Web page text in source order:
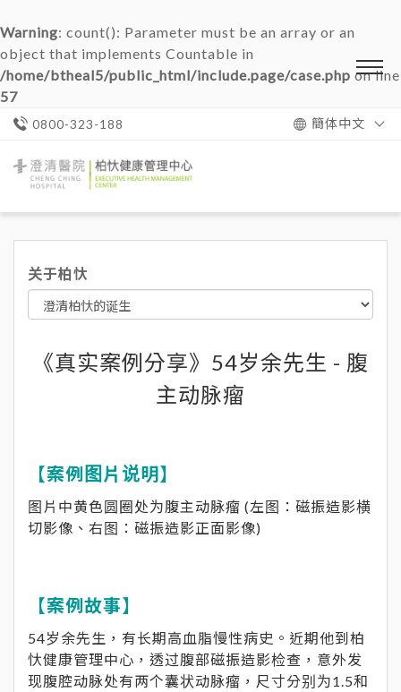
Warning: count(): Parameter must be an array or an
object that implements Countable in
/home/btheal5/public_html/include.page/case.php on line
57
0800-323-188 簡体中文
清
院
关于柏忕
《真实案例分享》54岁余先生 - 腹
主动脉瘤
【案例图片说明】
图片中黄色圆圈处为腹主动脉瘤 (左图：磁振造影横
切影像、右图：磁振造影正面影像)
【案例故事】
54岁余先生，有长期高血脂慢性病史。近期他到柏
忕健康管理中心，透过腹部磁振造影检查，意外发
现腹腔动脉处有两个囊状动脉瘤，尺寸分别为1.5和